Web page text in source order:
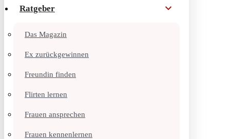
Ratgeber
Das Magazin
Ex zurückgewinnen
Freundin finden
Flirten lernen
Frauen ansprechen
Frauen kennenlernen